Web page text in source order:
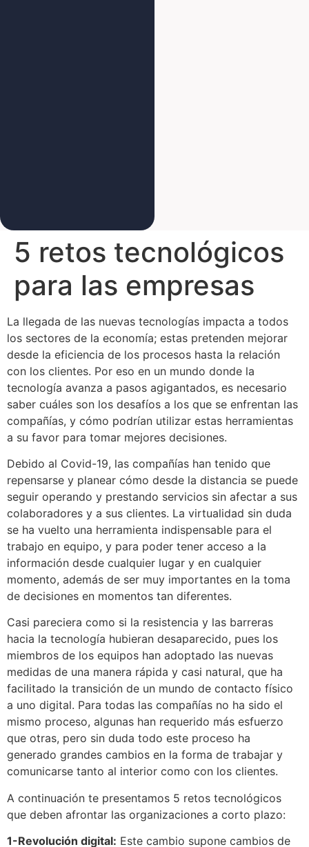
5 retos tecnológicos
para las empresas
La llegada de las nuevas tecnologías impacta a todos
los sectores de la economía; estas pretenden mejorar
desde la eficiencia de los procesos hasta la relación
con los clientes. Por eso en un mundo donde la
tecnología avanza a pasos agigantados, es necesario
saber cuáles son los desafíos a los que se enfrentan las
compañías, y cómo podrían utilizar estas herramientas
a su favor para tomar mejores decisiones.
Debido al Covid-19, las compañías han tenido que
repensarse y planear cómo desde la distancia se puede
seguir operando y prestando servicios sin afectar a sus
colaboradores y a sus clientes. La virtualidad sin duda
se ha vuelto una herramienta indispensable para el
trabajo en equipo, y para poder tener acceso a la
información desde cualquier lugar y en cualquier
momento, además de ser muy importantes en la toma
de decisiones en momentos tan diferentes.
Casi pareciera como si la resistencia y las barreras
hacia la tecnología hubieran desaparecido, pues los
miembros de los equipos han adoptado las nuevas
medidas de una manera rápida y casi natural, que ha
facilitado la transición de un mundo de contacto físico
a uno digital. Para todas las compañías no ha sido el
mismo proceso, algunas han requerido más esfuerzo
que otras, pero sin duda todo este proceso ha
generado grandes cambios en la forma de trabajar y
comunicarse tanto al interior como con los clientes.
A continuación te presentamos 5 retos tecnológicos
que deben afrontar las organizaciones a corto plazo:
1-Revolución digital: Este cambio supone cambios de